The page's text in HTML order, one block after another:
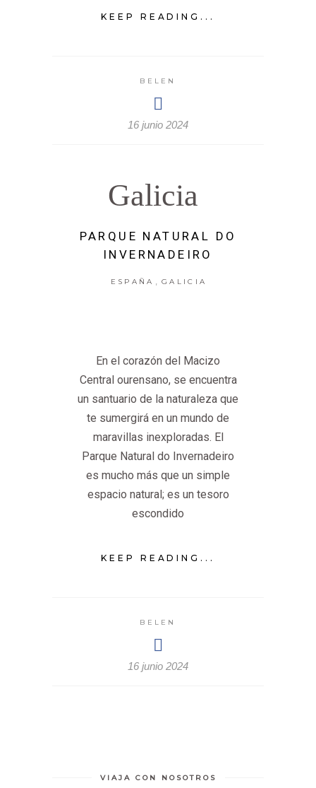
KEEP READING...
BELEN
16 junio 2024
Galicia
PARQUE NATURAL DO
INVERNADEIRO
ESPAÑA GALICIA
En el corazón del Macizo
Central ourensano, se encuentra
un santuario de la naturaleza que
te sumergirá en un mundo de
maravillas inexploradas. El
Parque Natural do Invernadeiro
es mucho más que un simple
espacio natural; es un tesoro
escondido
KEEP READING...
BELEN
16 junio 2024
VIAJA CON NOSOTROS